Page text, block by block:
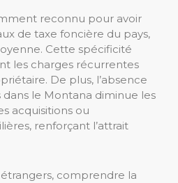
reconnu pour avoir
de taxe foncière du pays,
Cette spécificité
les charges récurrentes
De plus, l’absence
dans le Montana diminue les
acquisitions ou
renforçant l’attrait
étrangers, comprendre la